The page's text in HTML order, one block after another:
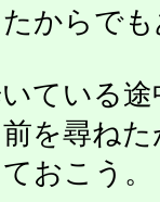
からで
ている
を尋ね
おこう。